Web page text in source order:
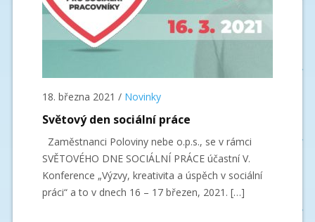
18. března 2021 / Novinky
Světový den sociální práce
Zaměstnanci Poloviny nebe o.p.s., se v rámci
SVĚTOVÉHO DNE SOCIÁLNÍ PRÁCE účastní V.
Konference „Výzvy, kreativita a úspěch v sociální
práci“ a to v dnech 16 – 17 březen, 2021. […]